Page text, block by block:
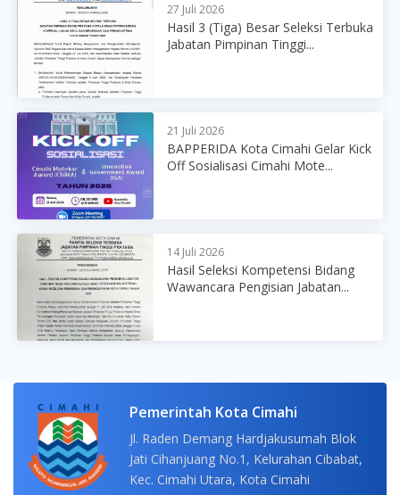
27 Juli 2026
Hasil 3 (Tiga) Besar Seleksi Terbuka
Jabatan Pimpinan Tinggi...
21 Juli 2026
BAPPERIDA Kota Cimahi Gelar Kick
Off Sosialisasi Cimahi Mote...
14 Juli 2026
Hasil Seleksi Kompetensi Bidang
Wawancara Pengisian Jabatan...
Pemerintah Kota Cimahi
Jl. Raden Demang Hardjakusumah Blok
Jati Cihanjuang No.1, Kelurahan Cibabat,
Kec. Cimahi Utara, Kota Cimahi